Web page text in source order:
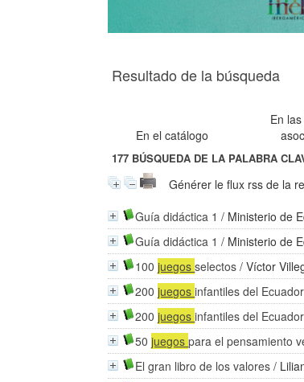
Resultado de la búsqueda
En el catálogo
En
177 BÚSQUEDA DE LA PALABRA
Générer le flux rss de la
Guía didáctica 1 / Ministerio de
Guía didáctica 1 / Ministerio de
100juegosselectos /Víctor
200juegosinfantiles del Ecuador
200juegosinfantiles del Ecuador
50juegospara el pensamiento
El gran libro de los valores /